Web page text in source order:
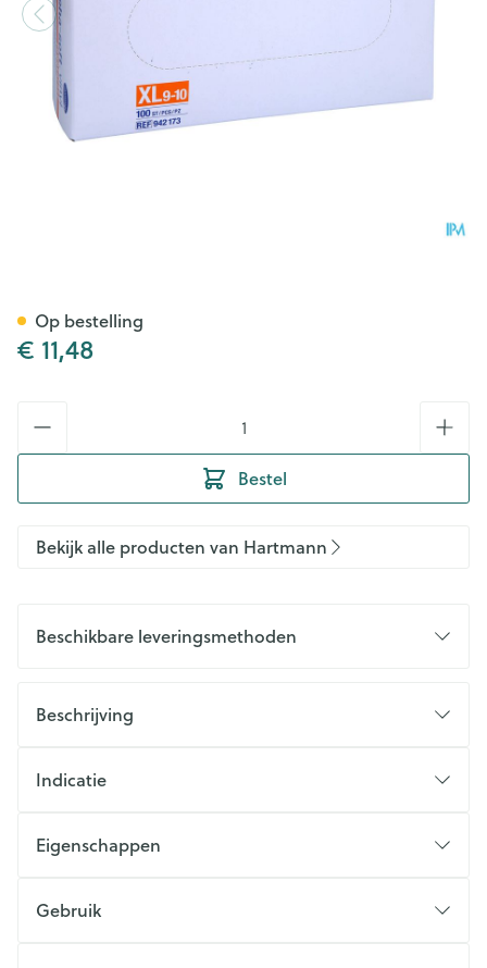
€ 11,48
Bestel
Op bestelling
Bekijk alle producten van Hartmann
Beschikbare leveringsmethoden
Beschrijving
Indicatie
Eigenschappen
Gebruik